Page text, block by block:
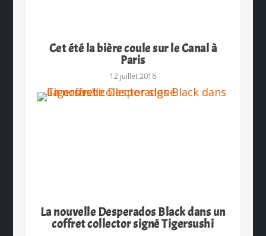
Cet été la bière coule sur le Canal à
Paris
12 juillet 2016
La nouvelle Desperados Black dans un
coffret collector signé Tigersushi